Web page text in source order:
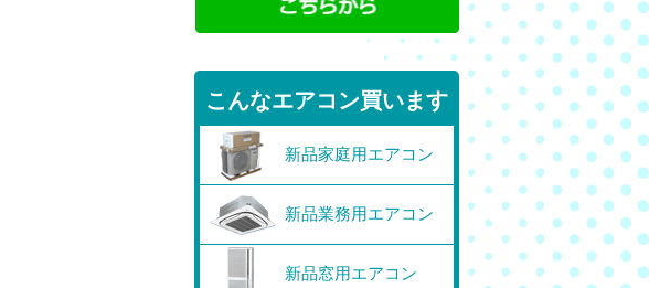
こんなエアコン買います
新品家庭用エアコン
新品業務用エアコン
新品窓用エアコン